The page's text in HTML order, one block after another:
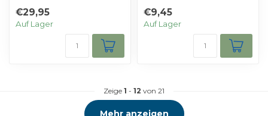
Ihren eigene...
€29,95
Auf Lager
Wählen Sie Ihren...
€9,45
Auf Lager
Zeige 1 - 12 von 21
Mehr anzeigen